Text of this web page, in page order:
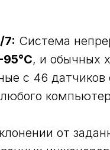
7: Система
95°C, и обычных
с 46 датчиков
от